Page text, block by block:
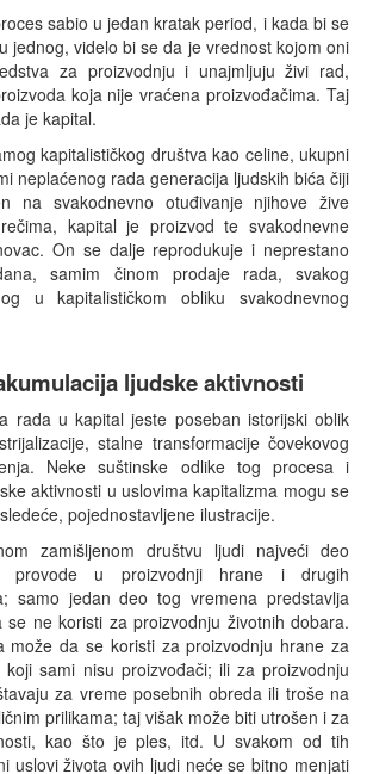
sabio u jedan kratak period, i kada bi se
jednog, videlo bi se da je vrednost kojom oni
za proizvodnju i unajmljuju živi rad,
koja nije vraćena proizvođačima. Taj
je kapital.
kapitalističkog društva kao celine, ukupni
neplaćenog rada generacija ljudskih bića čiji
na svakodnevno otuđivanje njihove žive
kapital je proizvod te svakodnevne
On se dalje reprodukuje i neprestano
samim činom prodaje rada, svakog
u kapitalističkom obliku svakodnevnog
ljudske aktivnosti
rada u kapital jeste poseban istorijski oblik
stalne transformacije čovekovog
Neke suštinske odlike tog procesa i
aktivnosti u uslovima kapitalizma mogu se
pojednostavljene ilustracije.
zamišljenom društvu ljudi najveći deo
provode u proizvodnji hrane i drugih
samo jedan deo tog vremena predstavlja
se ne koristi za proizvodnju životnih dobara.
može da se koristi za proizvodnju hrane za
sami nisu proizvođači; ili za proizvodnju
za vreme posebnih obreda ili troše na
prilikama; taj višak može biti utrošen i za
kao što je ples, itd. U svakom od tih
uslovi života ovih ljudi neće se bitno menjati